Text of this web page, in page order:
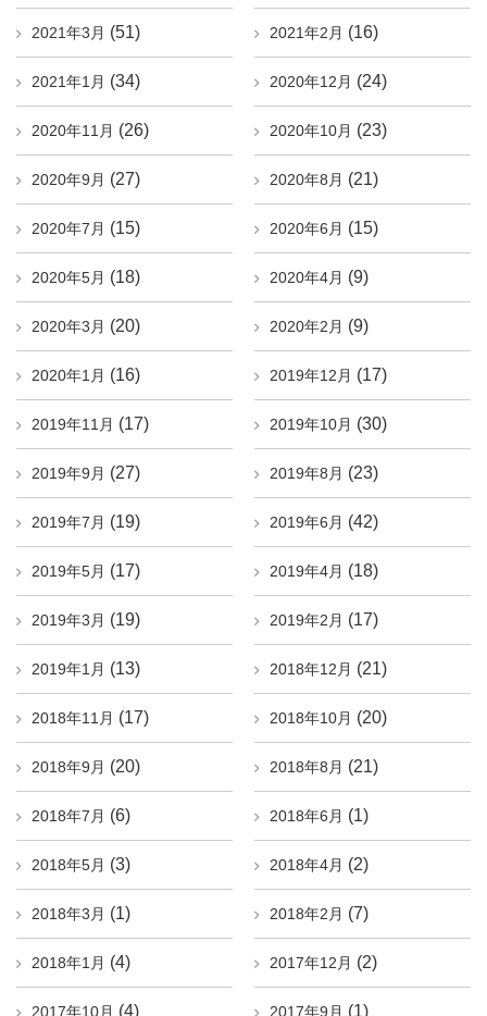
2021年3月 (51) 2021年2月 (16)
2021年1月 (34) 2020年12月 (24)
2020年11月 (26) 2020年10月 (23)
2020年9月 (27) 2020年8月 (21)
2020年7月 (15) 2020年6月 (15)
2020年5月 (18) 2020年4月 (9)
2020年3月 (20) 2020年2月 (9)
2020年1月 (16) 2019年12月 (17)
2019年11月 (17) 2019年10月 (30)
2019年9月 (27) 2019年8月 (23)
2019年7月 (19) 2019年6月 (42)
2019年5月 (17) 2019年4月 (18)
2019年3月 (19) 2019年2月 (17)
2019年1月 (13) 2018年12月 (21)
2018年11月 (17) 2018年10月 (20)
2018年9月 (20) 2018年8月 (21)
2018年7月 (6) 2018年6月 (1)
2018年5月 (3) 2018年4月 (2)
2018年3月 (1) 2018年2月 (7)
2018年1月 (4) 2017年12月 (2)
2017年10月 (4) 2017年9月 (1)